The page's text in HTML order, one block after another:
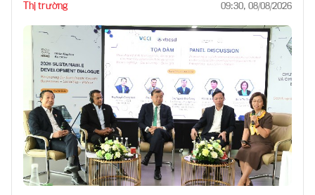
Thị trường 09:30, 08/08/2026